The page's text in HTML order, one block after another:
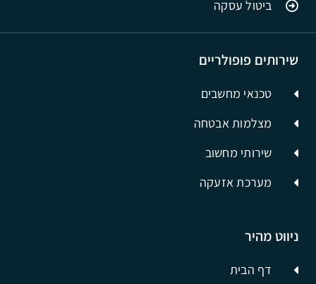
ניווט מהיר
דף הבית
שירותים פופולריים
טכנאי מחשבים
מצלמות אבטחה
שירותי מחשוב
מערכת אזעקה
ביטול עסקה